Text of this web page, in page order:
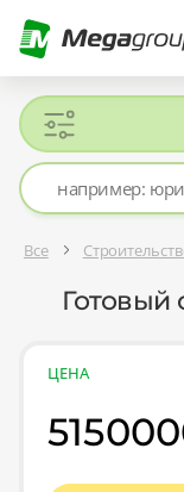
Все
Готовый
ЦЕНА